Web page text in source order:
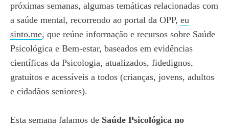
próximas semanas, algumas temáticas relacionadas com
a saúde mental, recorrendo ao portal da OPP, eu
sinto.me, que reúne informação e recursos sobre Saúde
Psicológica e Bem-estar, baseados em evidências
científicas da Psicologia, atualizados, fidedignos,
gratuitos e acessíveis a todos (crianças, jovens, adultos
e cidadãos seniores).
Esta semana falamos de Saúde Psicológica no